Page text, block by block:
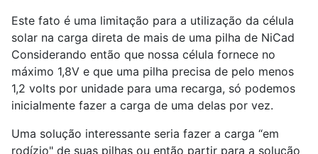
Este fato é uma limitação para a utilização da célula
solar na carga direta de mais de uma pilha de NiCad
Considerando então que nossa célula fornece no
máximo 1,8V e que uma pilha precisa de pelo menos
1,2 volts por unidade para uma recarga, só podemos
inicialmente fazer a carga de uma delas por vez.
Uma solução interessante seria fazer a carga “em
rodízio" de suas pilhas ou então partir para a solução